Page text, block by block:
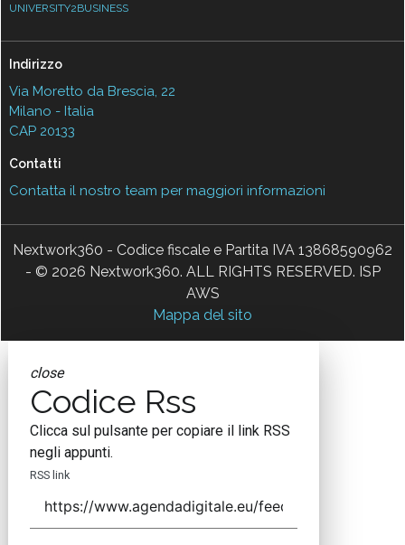
UNIVERSITY2BUSINESS
Indirizzo
Via Moretto da Brescia, 22
Milano - Italia
CAP 20133
Contatti
Contatta il nostro team per maggiori informazioni
Nextwork360 - Codice fiscale e Partita IVA 13868590962
- © 2026 Nextwork360. ALL RIGHTS RESERVED. ISP
AWS
Mappa del sito
close
Codice Rss
Clicca sul pulsante per copiare il link RSS
negli appunti.
RSS link